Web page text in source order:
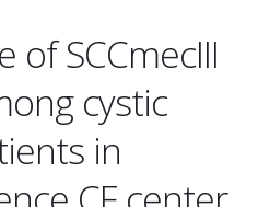
of SCCmecIII
cystic
in